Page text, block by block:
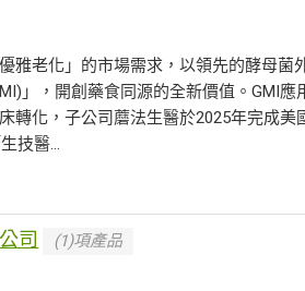
雅老化」的市場需求，以領先的酵母菌
」，開創藥食同源的全新價值。GMI應
轉化，子公司蘑法生醫於2025年完成美
技醫...
司 (1)項產品